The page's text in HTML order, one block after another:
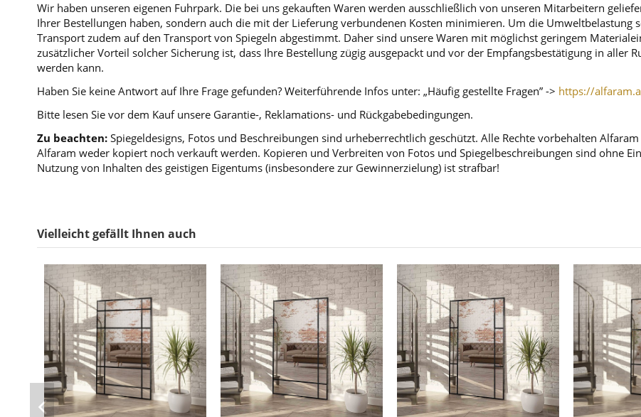
Wir haben unseren eigenen Fuhrpark. Die bei uns gekauften Waren werden ausschließlich von unseren Mitarbeitern
Ihrer Bestellungen haben, sondern auch die mit der Lieferung verbundenen Kosten minimieren. Um die Umweltbelastung
Transport zudem auf den Transport von Spiegeln abgestimmt. Daher sind unsere Waren mit möglichst geringem
zusätzlicher Vorteil solcher Sicherung ist, dass Ihre Bestellung zügig ausgepackt und vor der Empfangsbestätigung in aller
werden kann.
Haben Sie keine Antwort auf Ihre Frage gefunden? Weiterführende Infos unter: „Häufig gestellte Fragen” -> https://
Bitte lesen Sie vor dem Kauf unsere Garantie-, Reklamations- und Rückgabebedingungen.
Zu beachten: Spiegeldesigns, Fotos und Beschreibungen sind urheberrechtlich geschützt. Alle Rechte vorbehalten
Alfaram weder kopiert noch verkauft werden. Kopieren und Verbreiten von Fotos und Spiegelbeschreibungen sind ohne
Nutzung von Inhalten des geistigen Eigentums (insbesondere zur Gewinnerzielung) ist strafbar!
Vielleicht gefällt Ihnen auch